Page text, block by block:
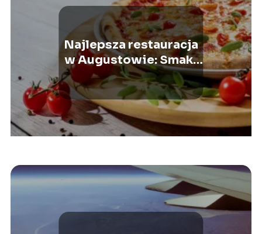
Najlepsza restauracja
w Augustowie: Smaki
Podlasia i
Suwalszczyzny